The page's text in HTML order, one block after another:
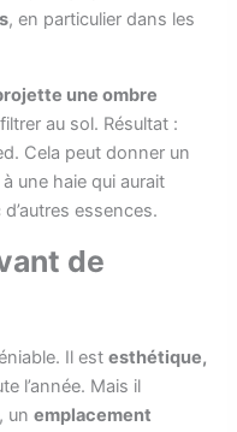
, en particulier dans les
une ombre
au sol. Résultat :
Cela peut donner un
une haie qui aurait
essences.
de
Il estesthétique,
l’année. Mais il
, unemplacement